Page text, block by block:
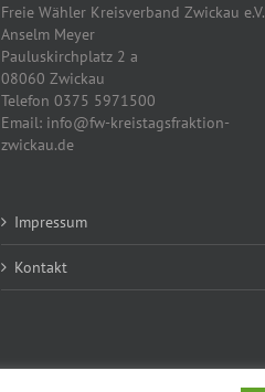
Freie Wähler Kreisverband Zwickau e.V.
Anselm Meyer
Pauluskirchplatz 2 a
08060 Zwickau
Telefon 0375 5971500
Email: info@fw-kreistagsfraktion-
zwickau.de
Impressum
Kontakt